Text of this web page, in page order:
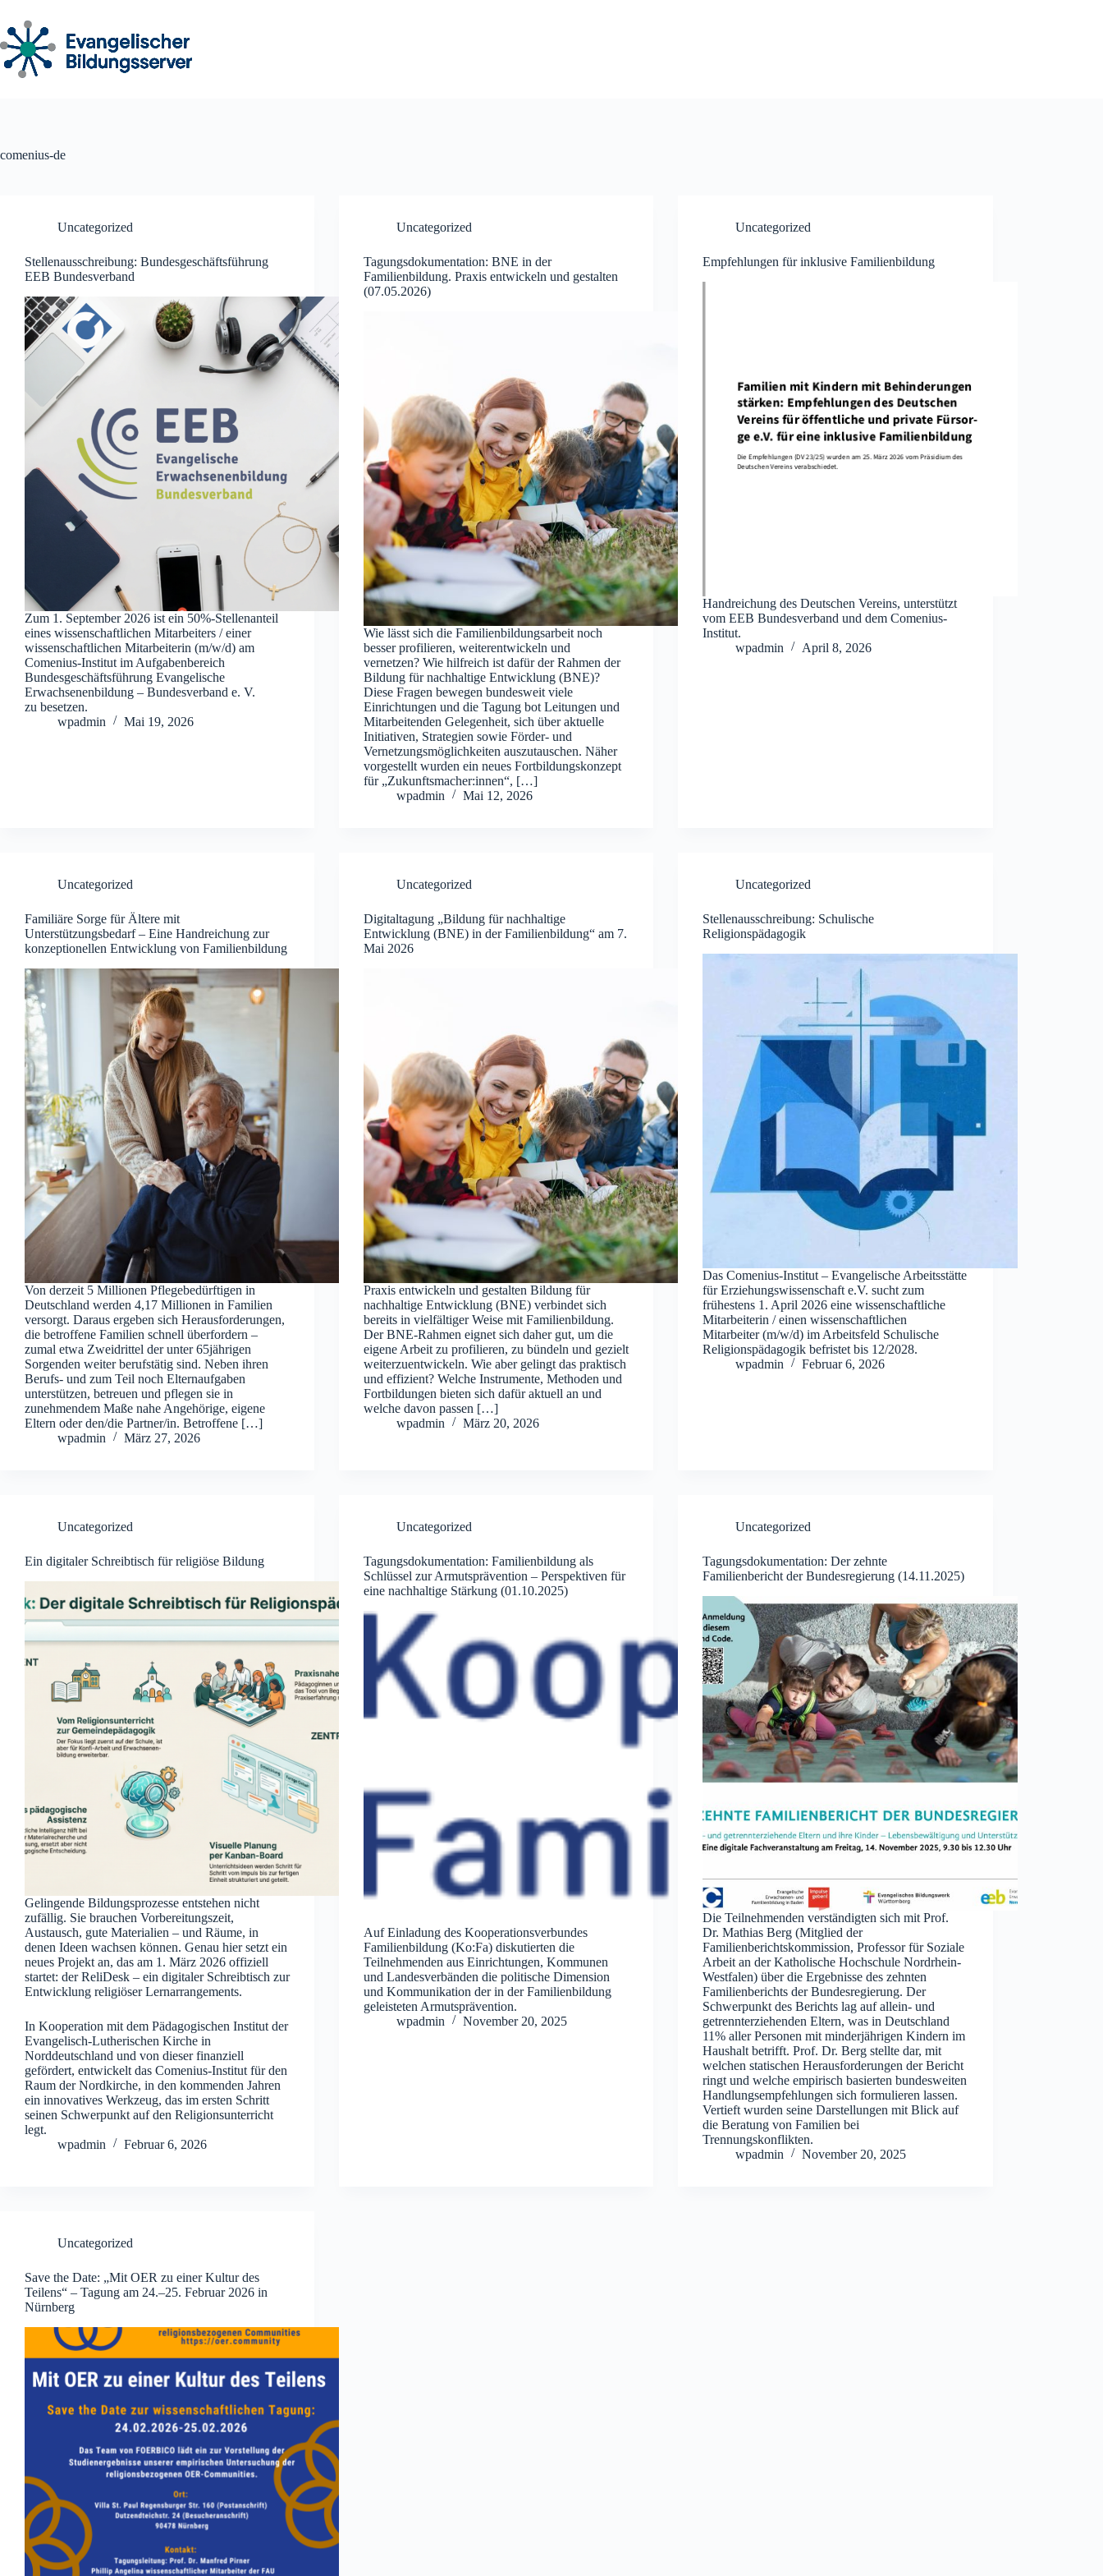
Inhalt
springen
comenius-de
Uncategorized
Stellenausschreibung: Bundesgeschäftsführung
EEB Bundesverband
Zum 1. September 2026 ist ein 50%-Stellenanteil
eines wissenschaftlichen Mitarbeiters / einer
wissenschaftlichen Mitarbeiterin (m/w/d) am
Comenius-Institut im Aufgabenbereich
Bundesgeschäftsführung Evangelische
Erwachsenenbildung – Bundesverband e. V.
zu besetzen.
wpadmin
Mai 19, 2026
Uncategorized
Tagungsdokumentation: BNE in der
Familienbildung. Praxis entwickeln und gestalten
(07.05.2026)
Wie lässt sich die Familienbildungsarbeit noch
besser profilieren, weiterentwickeln und
vernetzen? Wie hilfreich ist dafür der Rahmen der
Bildung für nachhaltige Entwicklung (BNE)?
Diese Fragen bewegen bundesweit viele
Einrichtungen und die Tagung bot Leitungen und
Mitarbeitenden Gelegenheit, sich über aktuelle
Initiativen, Strategien sowie Förder- und
Vernetzungsmöglichkeiten auszutauschen. Näher
vorgestellt wurden ein neues Fortbildungskonzept
für „Zukunftsmacher:innen“, […]
wpadmin
Mai 12, 2026
Uncategorized
Empfehlungen für inklusive Familienbildung
Handreichung des Deutschen Vereins, unterstützt
vom EEB Bundesverband und dem Comenius-
Institut.
wpadmin
April 8, 2026
Uncategorized
Familiäre Sorge für Ältere mit
Unterstützungsbedarf – Eine Handreichung zur
konzeptionellen Entwicklung von Familienbildung
Von derzeit 5 Millionen Pflegebedürftigen in
Deutschland werden 4,17 Millionen in Familien
versorgt. Daraus ergeben sich Herausforderungen,
die betroffene Familien schnell überfordern –
zumal etwa Zweidrittel der unter 65jährigen
Sorgenden weiter berufstätig sind. Neben ihren
Berufs- und zum Teil noch Elternaufgaben
unterstützen, betreuen und pflegen sie in
zunehmendem Maße nahe Angehörige, eigene
Eltern oder den/die Partner/in. Betroffene […]
wpadmin
März 27, 2026
Uncategorized
Digitaltagung „Bildung für nachhaltige
Entwicklung (BNE) in der Familienbildung“ am 7.
Mai 2026
Praxis entwickeln und gestalten Bildung für
nachhaltige Entwicklung (BNE) verbindet sich
bereits in vielfältiger Weise mit Familienbildung.
Der BNE-Rahmen eignet sich daher gut, um die
eigene Arbeit zu profilieren, zu bündeln und gezielt
weiterzuentwickeln. Wie aber gelingt das praktisch
und effizient? Welche Instrumente, Methoden und
Fortbildungen bieten sich dafür aktuell an und
welche davon passen […]
wpadmin
März 20, 2026
Uncategorized
Stellenausschreibung: Schulische
Religionspädagogik
Das Comenius-Institut – Evangelische Arbeitsstätte
für Erziehungswissenschaft e.V. sucht zum
frühestens 1. April 2026 eine wissenschaftliche
Mitarbeiterin / einen wissenschaftlichen
Mitarbeiter (m/w/d) im Arbeitsfeld Schulische
Religionspädagogik befristet bis 12/2028.
wpadmin
Februar 6, 2026
Uncategorized
Ein digitaler Schreibtisch für religiöse Bildung
Gelingende Bildungsprozesse entstehen nicht
zufällig. Sie brauchen Vorbereitungszeit,
Austausch, gute Materialien – und Räume, in
denen Ideen wachsen können. Genau hier setzt ein
neues Projekt an, das am 1. März 2026 offiziell
startet: der ReliDesk – ein digitaler Schreibtisch zur
Entwicklung religiöser Lernarrangements.
In Kooperation mit dem Pädagogischen Institut der
Evangelisch-Lutherischen Kirche in
Norddeutschland und von dieser finanziell
gefördert, entwickelt das Comenius-Institut für den
Raum der Nordkirche, in den kommenden Jahren
ein innovatives Werkzeug, das im ersten Schritt
seinen Schwerpunkt auf den Religionsunterricht
legt.
wpadmin
Februar 6, 2026
Uncategorized
Tagungsdokumentation: Familienbildung als
Schlüssel zur Armutsprävention – Perspektiven für
eine nachhaltige Stärkung (01.10.2025)
Auf Einladung des Kooperationsverbundes
Familienbildung (Ko:Fa) diskutierten die
Teilnehmenden aus Einrichtungen, Kommunen
und Landesverbänden die politische Dimension
und Kommunikation der in der Familienbildung
geleisteten Armutsprävention.
wpadmin
November 20, 2025
Uncategorized
Tagungsdokumentation: Der zehnte
Familienbericht der Bundesregierung (14.11.2025)
Die Teilnehmenden verständigten sich mit Prof.
Dr. Mathias Berg (Mitglied der
Familienberichtskommission, Professor für Soziale
Arbeit an der Katholische Hochschule Nordrhein-
Westfalen) über die Ergebnisse des zehnten
Familienberichts der Bundesregierung. Der
Schwerpunkt des Berichts lag auf allein- und
getrennterziehenden Eltern, was in Deutschland
11% aller Personen mit minderjährigen Kindern im
Haushalt betrifft. Prof. Dr. Berg stellte dar, mit
welchen statischen Herausforderungen der Bericht
ringt und welche empirisch basierten bundesweiten
Handlungsempfehlungen sich formulieren lassen.
Vertieft wurden seine Darstellungen mit Blick auf
die Beratung von Familien bei
Trennungskonflikten.
wpadmin
November 20, 2025
Uncategorized
Save the Date: „Mit OER zu einer Kultur des
Teilens“ – Tagung am 24.–25. Februar 2026 in
Nürnberg